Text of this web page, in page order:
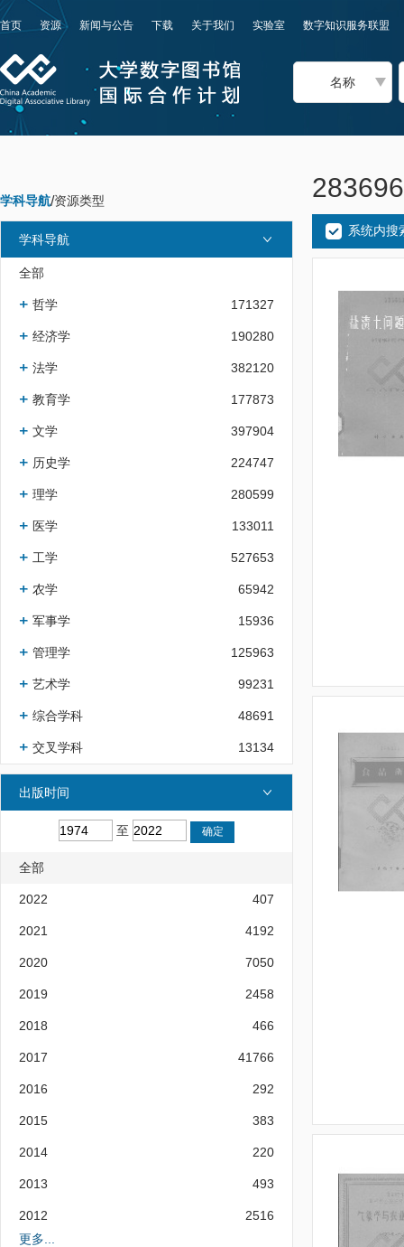
首页 资源 新闻与公告 下载 关于我们 实验室 数字知识服务联盟
名称
学科导航/资源类型
学科导航
全部
哲学 171327
经济学 190280
法学 382120
教育学 177873
文学 397904
历史学 224747
理学 280599
医学 133011
工学 527653
农学 65942
军事学 15936
管理学 125963
艺术学 99231
综合学科 48691
交叉学科 13134
出版时间
至
全部
2022 407
2021 4192
2020 7050
2019 2458
2018 466
2017 41766
2016 292
2015 383
2014 220
2013 493
2012
2516
更多...
系统内搜